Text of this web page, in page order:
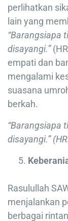
perlihatkan
lain yang
“Barangsiapa
disayangi.”
empati dan
mengalami
suasana
berkah.
“Barangsiapa
disayangi.”
Rasulullah
menjalankan
berbagai